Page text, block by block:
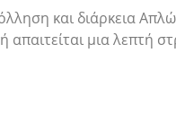
και διάρκεια
απαιτείται μια